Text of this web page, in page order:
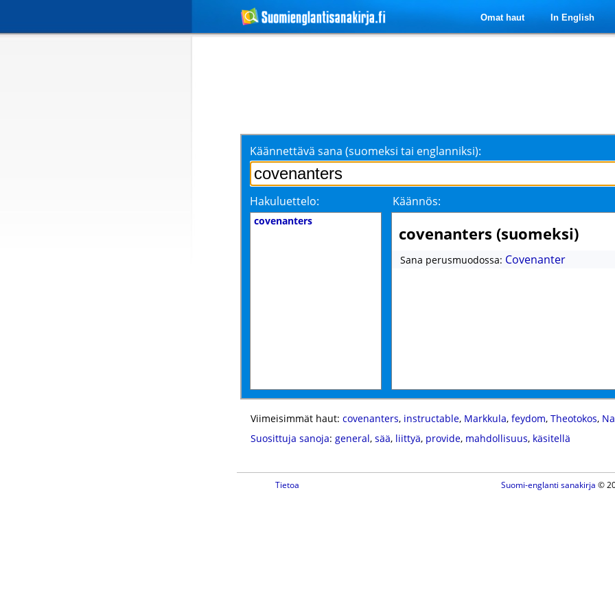
Omat haut In English
Käännettävä sana (suomeksi tai englanniksi):
Hakuluettelo: Käännös:
covenanters
covenanters (suomeksi)
Sana perusmuodossa: Covenanter
Viimeisimmät haut: covenanters, instructable, Markkula, feydom, Theotokos,
Suosittuja sanoja: general, sää, liittyä, provide, mahdollisuus, käsitellä
Tietoa Suomi-englanti sanakirja ©